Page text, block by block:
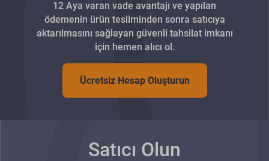
12 Aya varan vade avantajı ve yapılan
ödemenin ürün tesliminden sonra satıcıya
aktarılmasını sağlayan güvenli tahsilat imkanı
için hemen alıcı ol.
Ücretsiz Hesap Oluşturun
Satıcı Olun